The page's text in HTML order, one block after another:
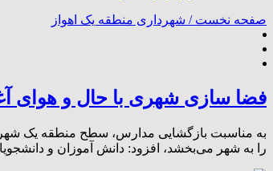
صفحه نخست / شهرداری منطقه یک اهواز
فضا سازی شهری با حال و هوای
به مناسبت بازگشایی مدارس، سطح منطقه یک
را به شهر می‌بخشد، افزود: دانش آموزان و